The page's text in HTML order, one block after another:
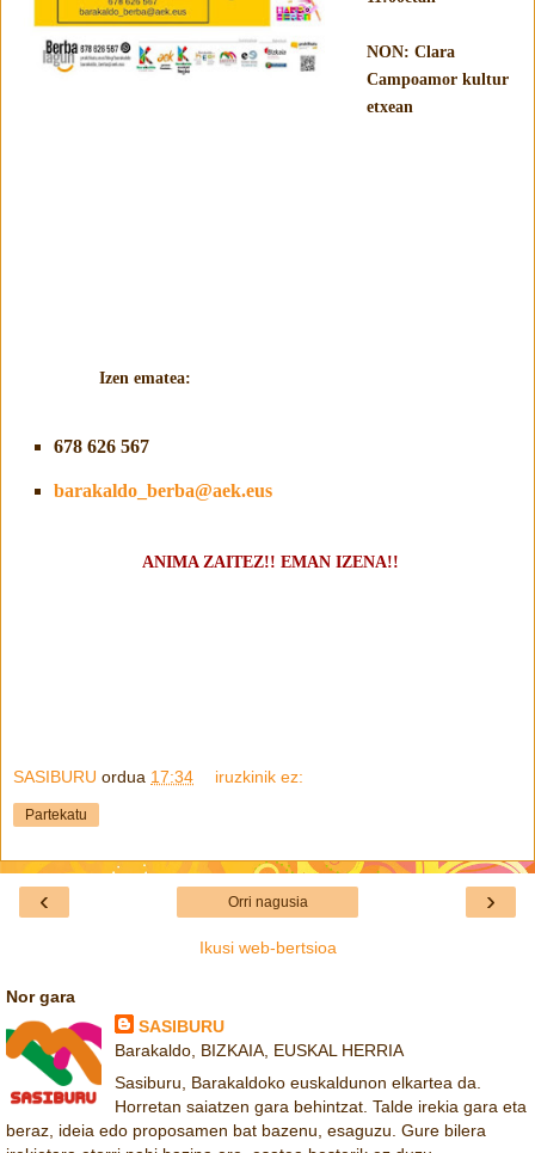
NON: Clara
Campoamor kultur
etxean
Izen ematea:
678 626 567
barakaldo_berba@aek.eus
ANIMA ZAITEZ!! EMAN IZENA!!
SASIBURU ordua 17:34 iruzkinik ez:
Partekatu
‹ ›
Orri nagusia
Ikusi web-bertsioa
Nor gara
SASIBURU
Barakaldo, BIZKAIA, EUSKAL HERRIA
Sasiburu, Barakaldoko euskaldunon elkartea da.
Horretan saiatzen gara behintzat. Talde irekia gara eta
beraz, ideia edo proposamen bat bazenu, esaguzu. Gure bilera